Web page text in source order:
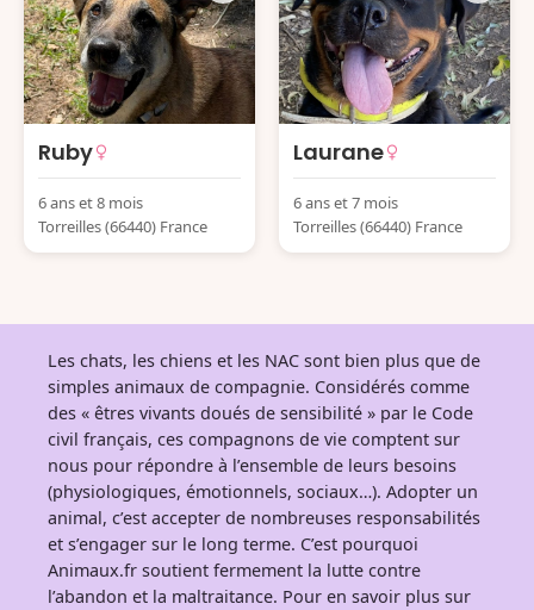
Ruby
6 ans et 8 mois
Torreilles (66440) France
Laurane
6 ans et 7 mois
Torreilles (66440) France
Les chats, les chiens et les NAC sont bien plus que de
simples animaux de compagnie. Considérés comme
des « êtres vivants doués de sensibilité » par le Code
civil français, ces compagnons de vie comptent sur
nous pour répondre à l’ensemble de leurs besoins
(physiologiques, émotionnels, sociaux…). Adopter un
animal, c’est accepter de nombreuses responsabilités
et s’engager sur le long terme. C’est pourquoi
Animaux.fr soutient fermement la lutte contre
l’abandon et la maltraitance. Pour en savoir plus sur